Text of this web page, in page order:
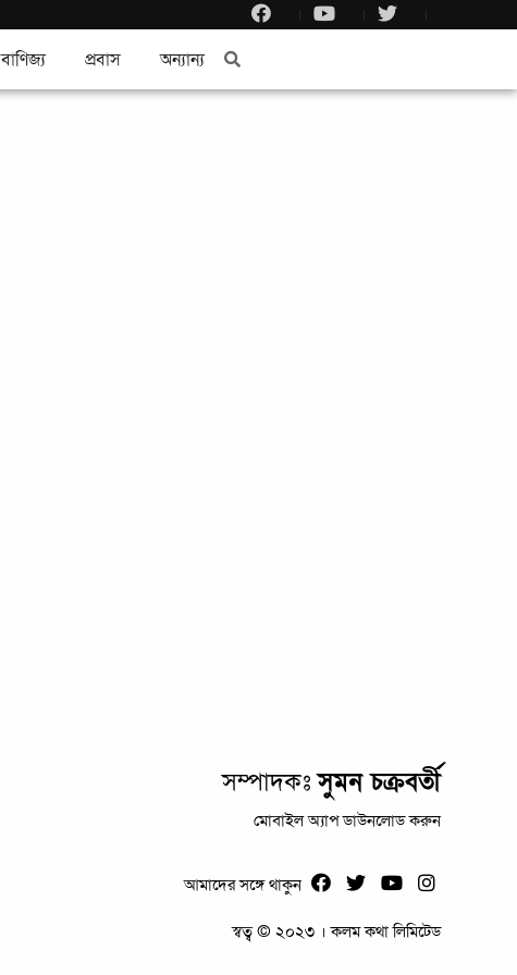
বাণিজ্য প্রবাস অন্যান্য
সম্পাদকঃসুমন চক্রবর্তী
মোবাইল অ্যাপ ডাউনলোড করুন
আমাদের সঙ্গে থাকুন
স্বত্ব © ২০২৩ । কলম কথা লিমিটেড